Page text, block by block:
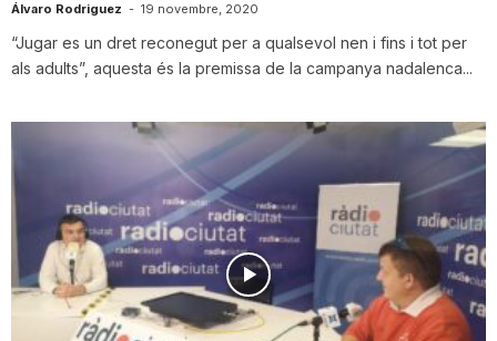
Álvaro Rodriguez - 19 novembre, 2020
“Jugar es un dret reconegut per a qualsevol nen i fins i tot per
als adults”, aquesta és la premissa de la campanya nadalenca...